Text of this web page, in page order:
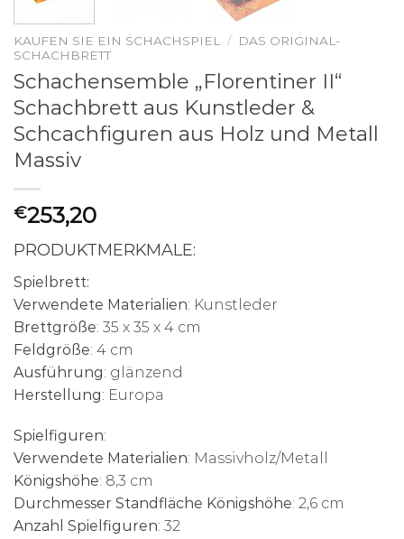
KAUFEN SIE EIN SCHACHSPIEL /
DAS ORIGINAL-
SCHACHBRETT
Schachensemble „Florentiner II“
Schachbrett aus Kunstleder &
Schcachfiguren aus Holz und Metall
Massiv
€253,20
PRODUKTMERKMALE:
Spielbrett:
Verwendete Materialien: Kunstleder
Brettgröße: 35 x 35 x 4 cm
Feldgröße: 4 cm
Ausführung: glänzend
Herstellung: Europa
Spielfiguren:
Verwendete Materialien: Massivholz/Metall
Königshöhe: 8,3 cm
Durchmesser Standfläche Königshöhe: 2,6 cm
Anzahl Spielfiguren: 32